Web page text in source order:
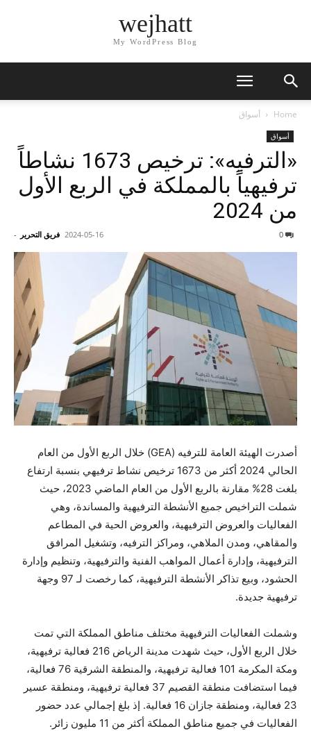
wejhatt
My WordPress Blog
Home أسواق
أسواق
«الترفيه»: ترخيص 1673 نشاطاً
ترفيهياً بالمملكة في الربع الأول
من 2024
فريق التحرير - 2024-05-16
أصدرت الهيئة العامة للترفيه (GEA) خلال الربع الأول من العام
الحالي 2024 أكثر من 1673 ترخيص نشاط ترفيهي بنسبة ارتفاع
بلغت 28% مقارنة بالربع الأول من العام الماضي 2023، حيث
شملت التراخيص جميع الأنشطة الترفيهية والمساندة، وهي
الفعاليات والعروض الترفيهية، والعروض الحية في المطاعم
والمقاهي، ومدن الملاهي، ومراكز الترفيه، وتشغيل المرافق
الترفيهية، وإدارة أعمال المواهب الفنية والترفيهية، وتنظيم وإدارة
الحشود، وبيع تذاكر الأنشطة الترفيهية، كما رخصت لـ 97 وجهة
ترفيهية جديدة.
وشملت الفعاليات الترفيهية مختلف مناطق المملكة التي تمت
خلال الربع الأول، حيث شهدت مدينة الرياض 216 فعالية ترفيهية،
ومكة المكرمة 101 فعالية ترفيهية، والمنطقة الشرقية 76 فعالية،
فيما استضافت منطقة القصيم 37 فعالية ترفيهية، ومنطقة عسير
23 فعالية، ومنطقة جازان 16 فعالية. إذ بلغ إجمالي عدد حضور
الفعاليات في جميع مناطق المملكة أكثر من 11 مليون زائر.